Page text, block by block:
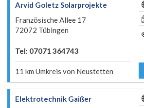
Arvid Goletz Solarprojekte
Französische Allee 17
72072 Tübingen
Tel: 07071 364743
11 km Umkreis von Neustetten
Elektrotechnik Gaißer